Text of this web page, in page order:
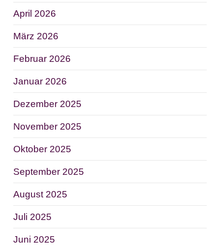
April 2026
März 2026
Februar 2026
Januar 2026
Dezember 2025
November 2025
Oktober 2025
September 2025
August 2025
Juli 2025
Juni 2025